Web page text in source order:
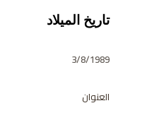
تاريخ الميلاد
3/8/1989
العنوان